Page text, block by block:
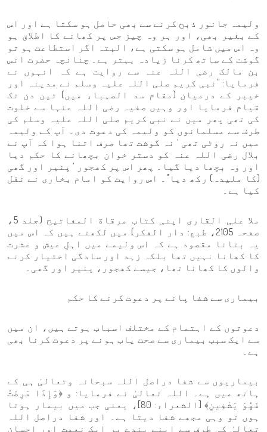
ولیمہ جانور ذبح کرنے سے بھی حاصل ہو سکتا ہے اور اس
کے بغیر بھی، اور ہر وہ چیز جس پر کھانے کا اطلاق ہو
وہ اس میں شامل ہو سکتی ہے، البتہ اگر استطاعت ہو تو
گوشت کے ساتھ کرنا زیادہ بہتر ہے۔ چنانچہ حضرت انس
بن مالک رضی اللہ عنہ سے روایت ہے کہ انہوں نے
فرمایا: "نبی کریم صلی اللہ علیہ وسلم نے مدینہ اور
خیبر کے درمیان (مقام سد الصہباء میں) تین دن تک
قیام فرمایا اور وہیں صفیہ رضی اللہ عنہا سے خلوت
کی تھی پھر میں نے نبی کریم صلی اللہ علیہ وسلم کی
طرف سے مسلمانوں کو ولیمہ کی دعوت دی۔ آپ کے ولیمہ
میں نہ روٹی تھی ‘ نہ گوشت تھا صرف اتنا ہوا کہ آپ نے
بلال رضی اللہ عنہ کو دستر خوان بچھانے کا حکم دیا
اور وہ بچھا دیا گیا۔ پھر اس پر کھجور ‘ پنیر اور گھی
(کا ملیدہ) رکھ دیا"۔ اس روایت کو امام بخاری نے نقل
کیا ہے۔
ملا علی القاری اپنی کتاب مرقاة المفاتیح (جلد 5،
صفحہ 2105، طبع: دار الفكر) میں لکھتے ہیں کہ اس میں
یہ بتانا مقصود ہے کہ اس ولیمے میں اہلِ عیش و عشرت
کا کھانا نہیں تھا بلکہ زہد اور سادگی اختیار کرنے
والوں کا کھانا تھا، جیسے کھجور، پنیر اور گھی۔
بیماری سے شفا پانے پر دعوت کرنے کا حکم
دعوتوں کے اہتمام کے مختلف اسباب ہوتے ہیں، ان میں
سے ایک سبب بیماری سے صحت یاب ہونے پر دعوت کرنا بھی
ہے۔
بیماریوں سے شفا دراصل اللہ سبحانہ وتعالیٰ ہی کے
ہاتھ میں ہے۔ اللہ تعالیٰ نے فرمایا: و ﴿وَإِذَا مَرِضْتُ
فَهُوَ يَشْفِينِ﴾ [الشعراء: 80]، یعنی جب میں بیمار ہوتا
ہوں تو وہی مجھے شفا دیتا ہے۔ اور شفا دراصل اللہ
تعالیٰ کی طرف سے اپنے بندے پر ایک نعمت اور احسان